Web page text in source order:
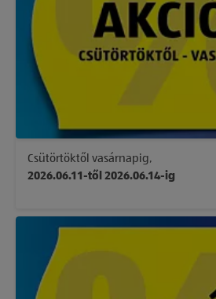
Csütörtöktől vasárnapig,
2026.06.11-től 2026.06.14-ig